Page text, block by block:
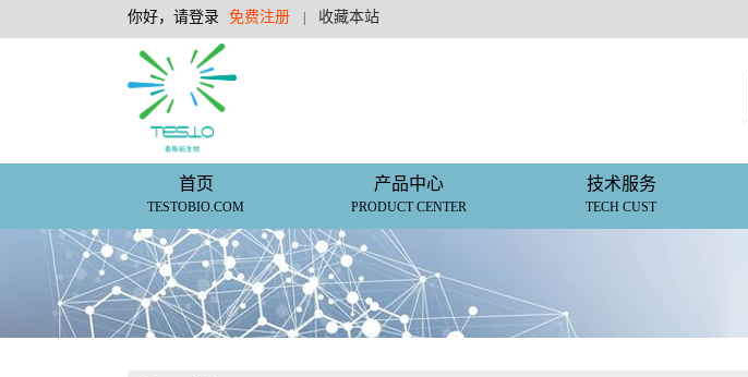
你好，请登录 免费注册 收藏本站
首页
TESTOBIO.COM
产品中心
PRODUCT CENTER
技术服务
TECH CUST